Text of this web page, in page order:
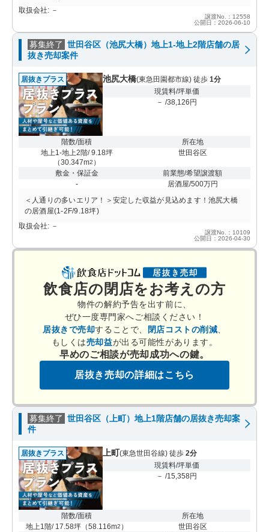
取扱会社: －
譲渡No.：12558
公開日：2026-06-10
募集終了 世田谷区（池尻大橋）地上1-地上2階店舗の居
抜き売却案件
居抜きプラス 池尻大橋(東急田園都市線) 徒歩 1分
現賃料/坪単価
－ /38,126円
階数/面積
地上1-地上2階/ 9.18坪
（30.347m2 ）
所在地
世田谷区
敷金・保証金
-
前業態/希望譲渡額
居酒屋/500万円
＜人通りの多いエリア！＞安定した収益が見込めます！池尻大橋
の居酒屋(1-2F/9.18坪)
取扱会社: －
譲渡No.：10109
公開日：2026-04-30
飲食店の閉店をお考えの方
物件の解約予告を出す前に、
ぜひ一度専門家へご相談ください！
居抜きで売却することで、 閉店コストの削減
もしくは売却益が出る可能性があります。
早めのご相談が売却成功への鍵。
居抜き売却の詳細はこちら
募集終了 世田谷区（上町）地上1階店舗の居抜き売却案
件
居抜きプラス 上町(東急世田谷線) 徒歩 2分
現賃料/坪単価
－ /15,358円
階数/面積
地上1階/ 17.58坪（58.116m2 ）
所在地
世田谷区